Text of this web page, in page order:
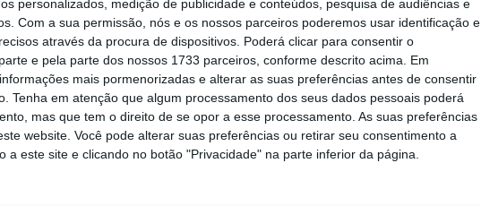
personalizados, medição de publicidade e conteúdos, pesquisa de audiências e
Com a sua permissão, nós e os nossos parceiros poderemos usar identificação e
através da procura de dispositivos. Poderá clicar para consentir o
e pela parte dos nossos 1733 parceiros, conforme descrito acima. Em
mais pormenorizadas e alterar as suas preferências antes de consentir
Tenha em atenção que algum processamento dos seus dados pessoais poderá
mas que tem o direito de se opor a esse processamento. As suas preferências
website. Você pode alterar suas preferências ou retirar seu consentimento a
a este site e clicando no botão "Privacidade" na parte inferior da página.